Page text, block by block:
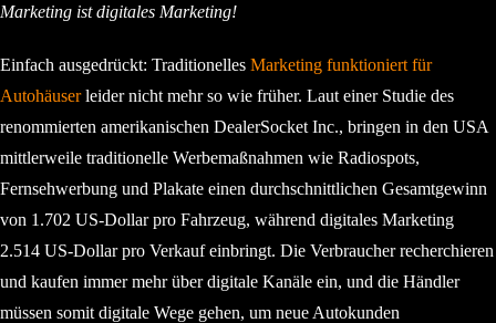
Marketing ist digitales Marketing!
Einfach ausgedrückt: Traditionelles Marketing funktioniert für
Autohäuserleider nicht mehr so wie früher. Laut einer Studie des
renommierten amerikanischen DealerSocket Inc., bringen in den USA
mittlerweile traditionelle Werbemaßnahmen wie Radiospots,
Fernsehwerbung und Plakate einen durchschnittlichen Gesamtgewinn
von 1.702 US-Dollar pro Fahrzeug, während digitales Marketing
2.514 US-Dollar pro Verkauf einbringt. Die Verbraucher recherchieren
und kaufen immer mehr über digitale Kanäle ein, und die Händler
müssen somit digitale Wege gehen, um neue Autokunden